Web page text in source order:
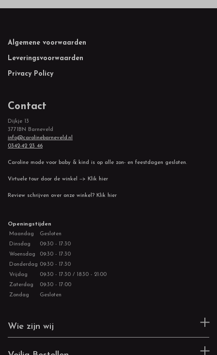
Footer
Algemene voorwaarden
Leveringsvoorwaarden
Privacy Policy
Contact
Dijkje 13
3771BN Barneveld
info@carolinebarneveld.nl
0342-42 23 46
Caroline mode voor baby & kind is op alle zon- en feestdagen gesloten.
Virtuele tour door de winkel --> Klik hier
Review schrijven over onze winkel? Klik hier
Openingstijden
Maandag
Gesloten
Dinsdag
09:30 - 17:30
Woensdag
09:30 - 17:30
Donderdag 09:30 - 17:30
Vrijdag
09:30 - 17:30 / 18:30 - 21:00
Zaterdag
09:30 - 17:00
Zondag
Gesloten
Wie zijn wij